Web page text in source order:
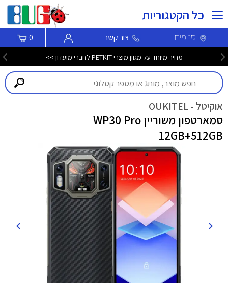
כל הקטגוריות
סניפים צור קשר 0
מחיר מיוחד על מגוון מוצרי PETKIT לחברי מועדון >>
אוקיטל - OUKITEL
סמארטפון משוריין WP30 Pro
12GB+512GB